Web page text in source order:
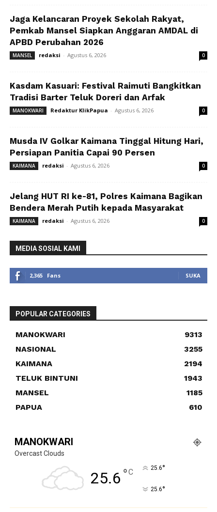
Jaga Kelancaran Proyek Sekolah Rakyat,
Pemkab Mansel Siapkan Anggaran AMDAL di
APBD Perubahan 2026
MANSEL redaksi - Agustus 6, 2026 0
Kasdam Kasuari: Festival Raimuti Bangkitkan
Tradisi Barter Teluk Doreri dan Arfak
MANOKWARI Redaktur KlikPapua - Agustus 6, 2026 0
Musda IV Golkar Kaimana Tinggal Hitung Hari,
Persiapan Panitia Capai 90 Persen
KAIMANA redaksi - Agustus 6, 2026 0
Jelang HUT RI ke-81, Polres Kaimana Bagikan
Bendera Merah Putih kepada Masyarakat
KAIMANA redaksi - Agustus 6, 2026 0
MEDIA SOSIAL KAMI
2,365 Fans SUKA
POPULAR CATEGORIES
MANOKWARI
9313
NASIONAL
3255
KAIMANA
2194
TELUK BINTUNI
1943
MANSEL
1185
PAPUA
610
MANOKWARI
Overcast Clouds
25.6 °C 25.6°
25.6°